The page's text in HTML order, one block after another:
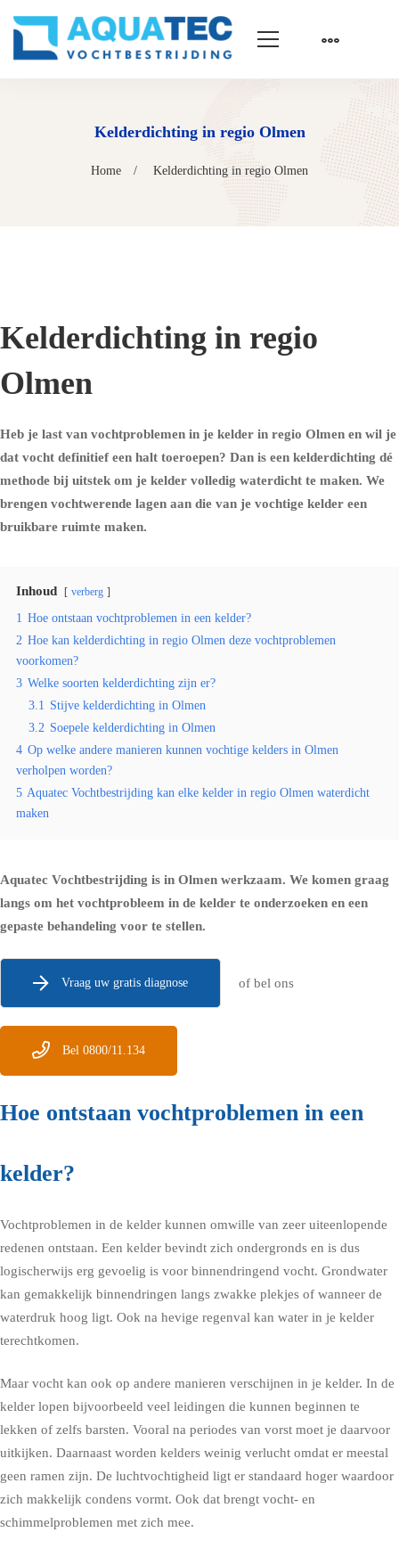
Kelderdichting in regio Olmen
Home Kelderdichting in regio Olmen
Kelderdichting in regio
Olmen
Heb je last van vochtproblemen in je kelder in regio Olmen en wil je
dat vocht definitief een halt toeroepen? Dan is een kelderdichting dé
methode bij uitstek om je kelder volledig waterdicht te maken. We
brengen vochtwerende lagen aan die van je vochtige kelder een
bruikbare ruimte maken.
Inhoud verberg
1 Hoe ontstaan vochtproblemen in een kelder?
2 Hoe kan kelderdichting in regio Olmen deze vochtproblemen
voorkomen?
3 Welke soorten kelderdichting zijn er?
3.1 Stijve kelderdichting in Olmen
3.2 Soepele kelderdichting in Olmen
4 Op welke andere manieren kunnen vochtige kelders in Olmen
verholpen worden?
5 Aquatec Vochtbestrijding kan elke kelder in regio Olmen waterdicht
maken
Aquatec Vochtbestrijding is in Olmen werkzaam. We komen graag
langs om het vochtprobleem in de kelder te onderzoeken en een
gepaste behandeling voor te stellen.
Vraag uw gratis diagnose of bel ons
Bel 0800/11.134
Hoe ontstaan vochtproblemen in een
kelder?
Vochtproblemen in de kelder kunnen omwille van zeer uiteenlopende
redenen ontstaan. Een kelder bevindt zich ondergronds en is dus
logischerwijs erg gevoelig is voor binnendringend vocht. Grondwater
kan gemakkelijk binnendringen langs zwakke plekjes of wanneer de
waterdruk hoog ligt. Ook na hevige regenval kan water in je kelder
terechtkomen.
Maar vocht kan ook op andere manieren verschijnen in je kelder. In de
kelder lopen bijvoorbeeld veel leidingen die kunnen beginnen te
lekken of zelfs barsten. Vooral na periodes van vorst moet je daarvoor
uitkijken. Daarnaast worden kelders weinig verlucht omdat er meestal
geen ramen zijn. De luchtvochtigheid ligt er standaard hoger waardoor
zich makkelijk condens vormt. Ook dat brengt vocht- en
schimmelproblemen met zich mee.